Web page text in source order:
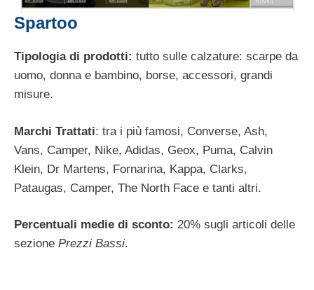
Spartoo
Tipologia di prodotti: tutto sulle calzature: scarpe da
uomo, donna e bambino, borse, accessori, grandi
misure.
Marchi Trattati: tra i più famosi, Converse, Ash,
Vans, Camper, Nike, Adidas, Geox, Puma, Calvin
Klein, Dr Martens, Fornarina, Kappa, Clarks,
Pataugas, Camper, The North Face e tanti altri.
Percentuali medie di sconto: 20% sugli articoli delle
sezione Prezzi Bassi.